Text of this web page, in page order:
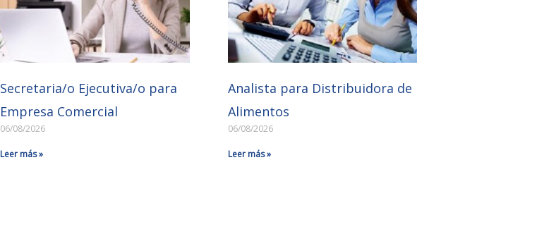
Secretaria/o Ejecutiva/o para
Empresa Comercial
06/08/2026
Leer más »
Analista para Distribuidora de
Alimentos
06/08/2026
Leer más »